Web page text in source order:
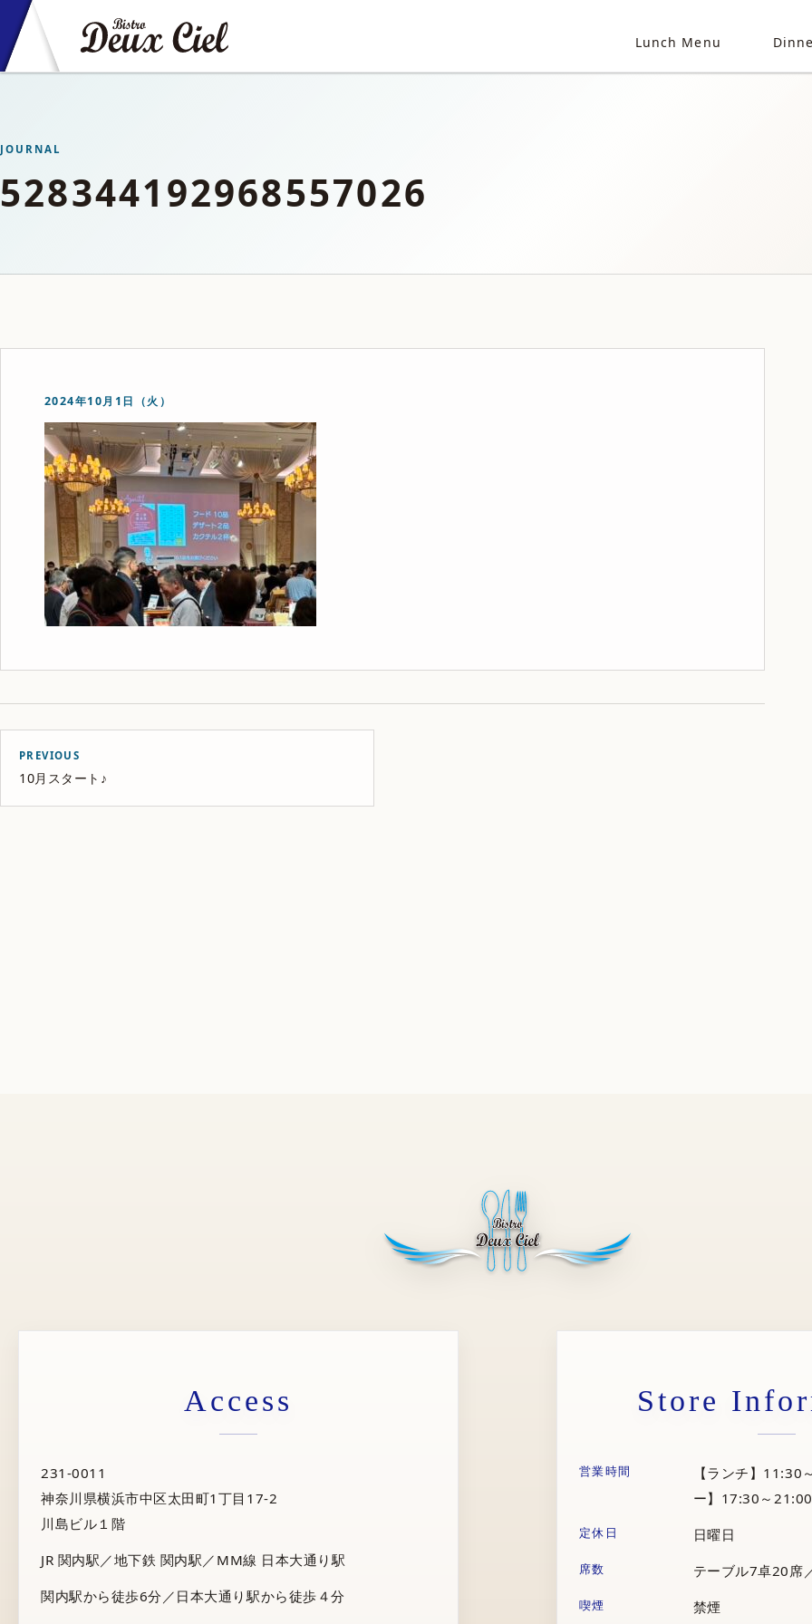
Lunch Menu
JOURNAL
528344192968557026
2024年10月1日（火）
PREVIOUS
10月スタート♪
Access
231-0011
神奈川県横浜市中区太田町1丁目17-2
川島ビル１階
JR 関内駅／地下鉄 関内駅／MM線 日本大通り駅
関内駅から徒歩6分／日本大通り駅から徒歩４分
Store
営業時間
【ランチ】11:30
ー】17:30～
定休日 日曜日
席数 テーブル7卓20席
喫煙 禁煙